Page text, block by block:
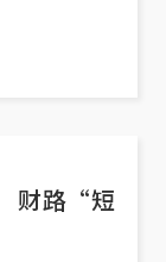
财路“短